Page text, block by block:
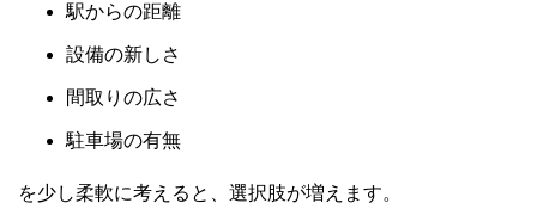
駅からの距離
設備の新しさ
間取りの広さ
駐車場の有無
を少し柔軟に考えると、選択肢が増えます。